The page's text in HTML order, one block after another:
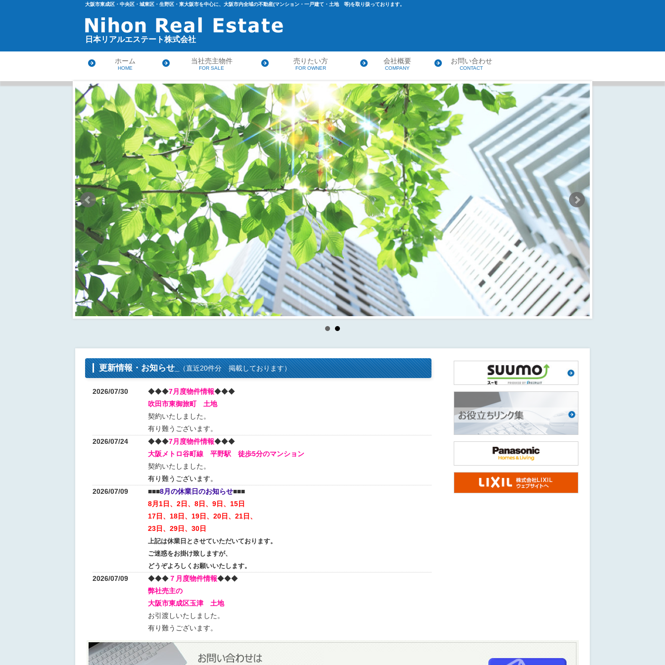
大阪市東成区・中央区・城東区・生野区・東大阪市を中心に、大阪市内全域の不動産(マンション・一戸建て・土地 等)を取り扱っております。
日本リアルエステート株式会社
ホーム
HOME
当社売主物件
FOR SALE
売りたい方
FOR OWNER
会社概要
COMPANY
お問い合わせ
CONTACT
更新情報・お知らせ_ （直近20件分 掲載しております）
2026/07/30 ◆◆◆7月度物件情報◆◆◆
吹田市東御旅町 土地
契約いたしました。
有り難うございます。
2026/07/24
◆◆◆7月度物件情報◆◆◆
大阪メトロ谷町線 平野駅 徒歩5分のマンション
契約いたしました。
有り難うございます。
2026/07/09
■■■8月の休業日のお知らせ■■■
8月1日、2日、8日、9日、15日
17日、18日、19日、20日、 21日、
23日、29日、30日
上記は休業日とさせていただいております。
ご迷惑をお掛け致しますが、
どうぞよろしくお願いいたします。
2026/07/09 ◆◆◆７月度物件情報◆◆◆
弊社売主の
大阪市東成区玉津 土地
お引渡しいたしました。
有り難うございます。
2026/06/28
■■■7月の休業日のお知らせ■■■
7月4
日、11日、12日、18日、19 日